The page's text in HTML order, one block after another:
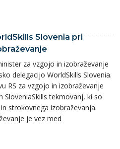
Slovenia pri
za vzgojo in izobraževanje
delegacijo WorldSkills Slovenia.
RS za vzgojo in izobraževanje
SloveniaSkills tekmovanj, ki so
strokovnega izobraževanja.
je vez med